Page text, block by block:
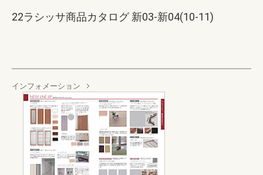
22ラシッサ商品カタログ 新03-新04(10-11)
インフォメーション